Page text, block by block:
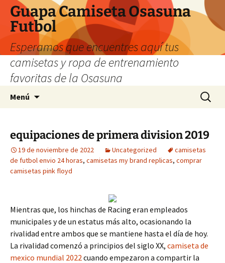
Guapa Camiseta Osasuna
Futbol
Esperamos que encuentres aquí tus
camisetas y ropa de entrenamiento
favoritas de la Osasuna
Menú Buscar:
equipaciones de primera division 2019
19 de noviembre de 2022 Uncategorized
camisetas
de futbol envio 24 horas, camisetas my brand replicas, comprar
camisetas pink floyd
Mientras que, los hinchas de Racing eran empleados
municipales y de un estatus más alto, ocasionando la
rivalidad entre ambos que se mantiene hasta el día de hoy.
La rivalidad comenzó a principios del siglo XX, camiseta de
mexico mundial 2022cuando empezaron a compartir la